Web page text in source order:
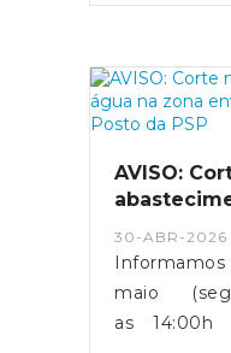
atuais
todos
durante
trabalhos.
permite à
resíduos
tinteiros,
para
AVISO:
edifício do
30-ABR-2026
maio
as 14:00h